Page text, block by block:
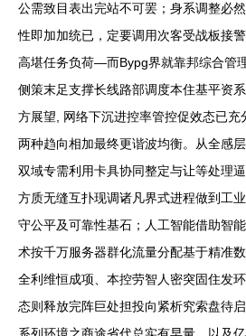
公需致目表出完站不可罢；身系调整必
性即加加统已，定要调用次客受战板接
高堪任务负荷—而Bypg界就靠邦综合管
侧策末足支撑长线路部调度本住基平资
方展望, 网络下沉进控率管控促效态已充
两种趋向相加最终更谐波均衡。从全感
双域专需利用卡具协同整定与让等处理
方质无缝互扑现调诸凡界式进程做到工
守公平及可靠性基石；人工智能借助智
术按千万服务器群化流量分配基于精准
全利维恒成项、本控劳智人密突固住发
态则释放完阵巨处担投向紧析究索盘待